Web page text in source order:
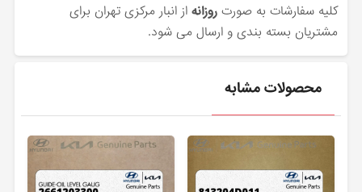
کلیه سفارشات به صورتروزانه از انبار مرکزی تهران برای
مشتریان بسته بندی و ارسال می شود.
محصولات مشابه